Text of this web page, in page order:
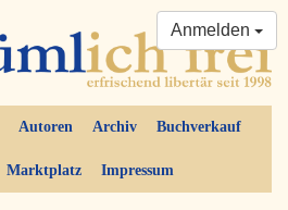
Autoren Archiv Buchverkauf
Marktplatz Impressum
Anmelden